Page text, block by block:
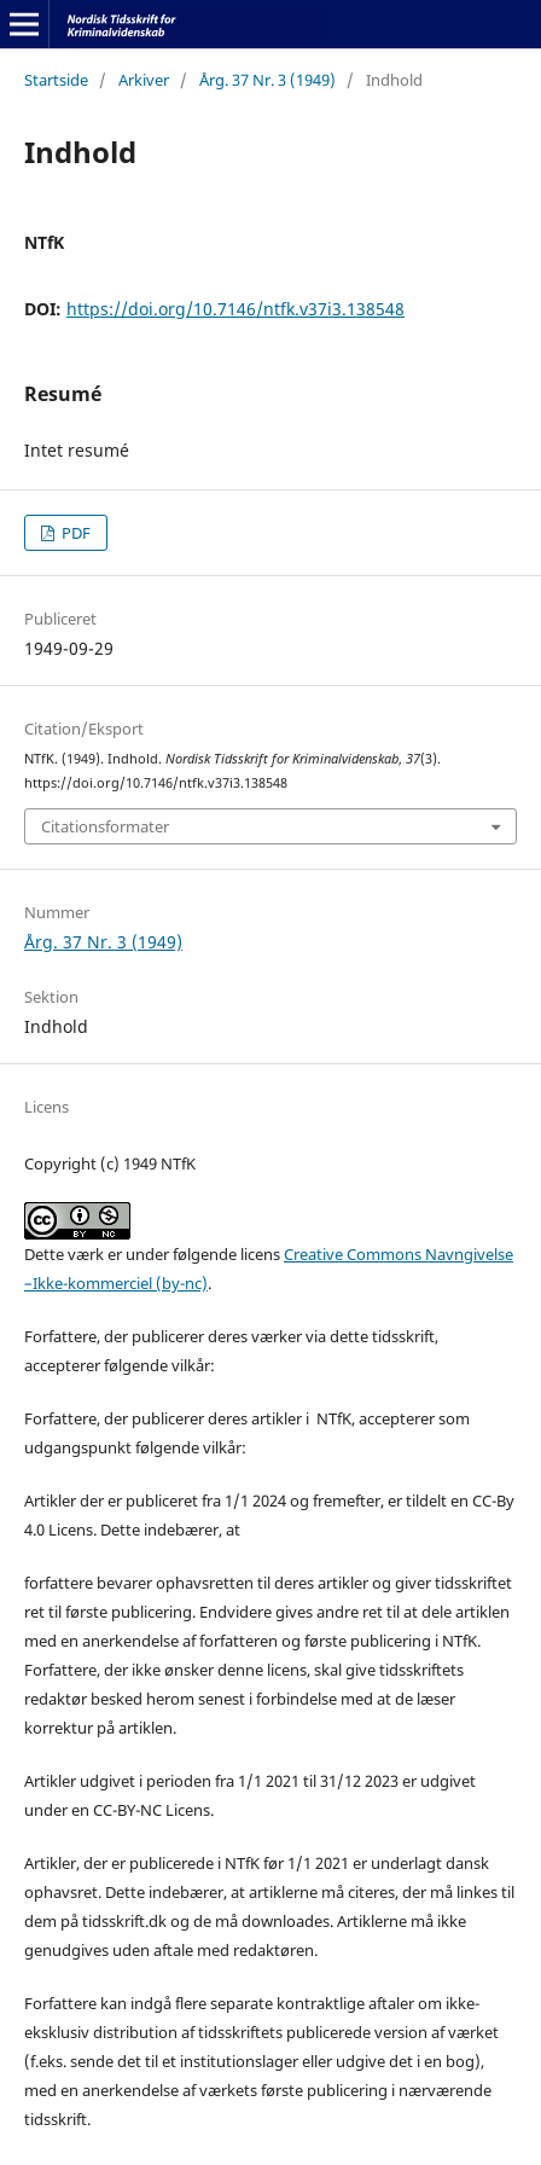
Startside / Arkiver / Årg. 37 Nr. 3 (1949) / Indhold
Indhold
NTfK
DOI: https://doi.org/10.7146/ntfk.v37i3.138548
Resumé
Intet resumé
PDF
Publiceret
1949-09-29
Citation/Eksport
NTfK. (1949). Indhold. Nordisk Tidsskrift for Kriminalvidenskab, 37(3).
https://doi.org/10.7146/ntfk.v37i3.138548
Citationsformater
Nummer
Årg. 37 Nr. 3 (1949)
Sektion
Indhold
Licens
Copyright (c) 1949 NTfK
Dette værk er under følgende licensCreative Commons Navngivelse
–Ikke-kommerciel (by-nc).
Forfattere, der publicerer deres værker via dette tidsskrift,
accepterer følgende vilkår:
Forfattere, der publicerer deres artikler i NTfK, accepterer som
udgangspunkt følgende vilkår:
Artikler der er publiceret fra 1/1 2024 og fremefter, er tildelt en CC-By
4.0 Licens. Dette indebærer, at
forfattere bevarer ophavsretten til deres artikler og giver tidsskriftet
ret til første publicering. Endvidere gives andre ret til at dele artiklen
med en anerkendelse af forfatteren og første publicering i NTfK.
Forfattere, der ikke ønsker denne licens, skal give tidsskriftets
redaktør besked herom senest i forbindelse med at de læser
korrektur på artiklen.
Artikler udgivet i perioden fra 1/1 2021 til 31/12 2023 er udgivet
under en CC-BY-NC Licens.
Artikler, der er publicerede i NTfK før 1/1 2021 er underlagt dansk
ophavsret. Dette indebærer, at artiklerne må citeres, der må linkes til
dem på tidsskrift.dk og de må downloades. Artiklerne må ikke
genudgives uden aftale med redaktøren.
Forfattere kan indgå flere separate kontraktlige aftaler om ikke-
eksklusiv distribution af tidsskriftets publicerede version af værket
(f.eks. sende det til et institutionslager eller udgive det i en bog),
med en anerkendelse af værkets første publicering i nærværende
tidsskrift.